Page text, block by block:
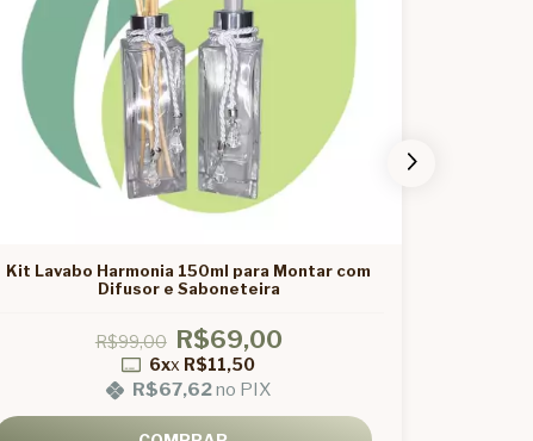
Kit Lavabo Harmonia 150ml para Montar com
Difusor e Saboneteira
R$99,00 R$69,00
6xx R$11,50
R$67,62no PIX